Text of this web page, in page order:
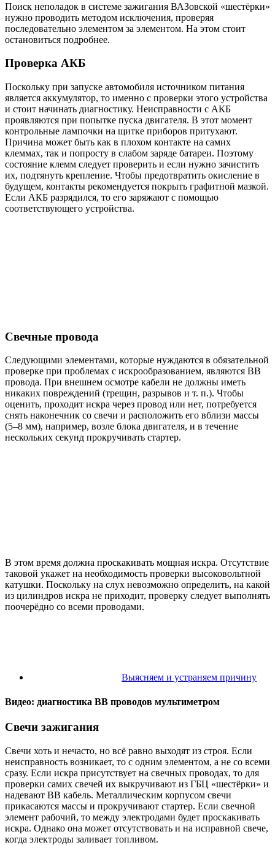
Поиск неполадок в системе зажигания ВАЗовской «шестёрки»
нужно проводить методом исключения, проверяя
последовательно элементом за элементом. На этом стоит
остановиться подробнее.
Проверка АКБ
Поскольку при запуске автомобиля источником питания
является аккумулятор, то именно с проверки этого устройства
и стоит начинать диагностику. Неисправности с АКБ
проявляются при попытке пуска двигателя. В этот момент
контрольные лампочки на щитке приборов притухают.
Причина может быть как в плохом контакте на самих
клеммах, так и попросту в слабом заряде батареи. Поэтому
состояние клемм следует проверить и если нужно зачистить
их, подтянуть крепление. Чтобы предотвратить окисление в
будущем, контакты рекомендуется покрыть графитной мазкой.
Если АКБ разрядился, то его заряжают с помощью
соответствующего устройства.
Свечные провода
Следующими элементами, которые нуждаются в обязательной
проверке при проблемах с искрообразованием, являются ВВ
провода. При внешнем осмотре кабели не должны иметь
никаких повреждений (трещин, разрывов и т. п.). Чтобы
оценить, проходит искра через провод или нет, потребуется
снять наконечник со свечи и расположить его вблизи массы
(5–8 мм), например, возле блока двигателя, и в течение
нескольких секунд прокручивать стартер.
В этом время должна проскакивать мощная искра. Отсутствие
таковой укажет на необходимость проверки высоковольтной
катушки. Поскольку на слух невозможно определить, на какой
из цилиндров искра не приходит, проверку следует выполнять
поочерёдно со всеми проводами.
Выясняем и устраняем причину
Видео: диагностика ВВ проводов мультиметром
Свечи зажигания
Свечи хоть и нечасто, но всё равно выходят из строя. Если
неисправность возникает, то с одним элементом, а не со всеми
сразу. Если искра присутствует на свечных проводах, то для
проверки самих свечей их выкручивают из ГБЦ «шестёрки» и
надевают ВВ кабель. Металлическим корпусом свечи
прикасаются массы и прокручивают стартер. Если свечной
элемент рабочий, то между электродами будет проскакивать
искра. Однако она может отсутствовать и на исправной свече,
когда электроды заливает топливом.